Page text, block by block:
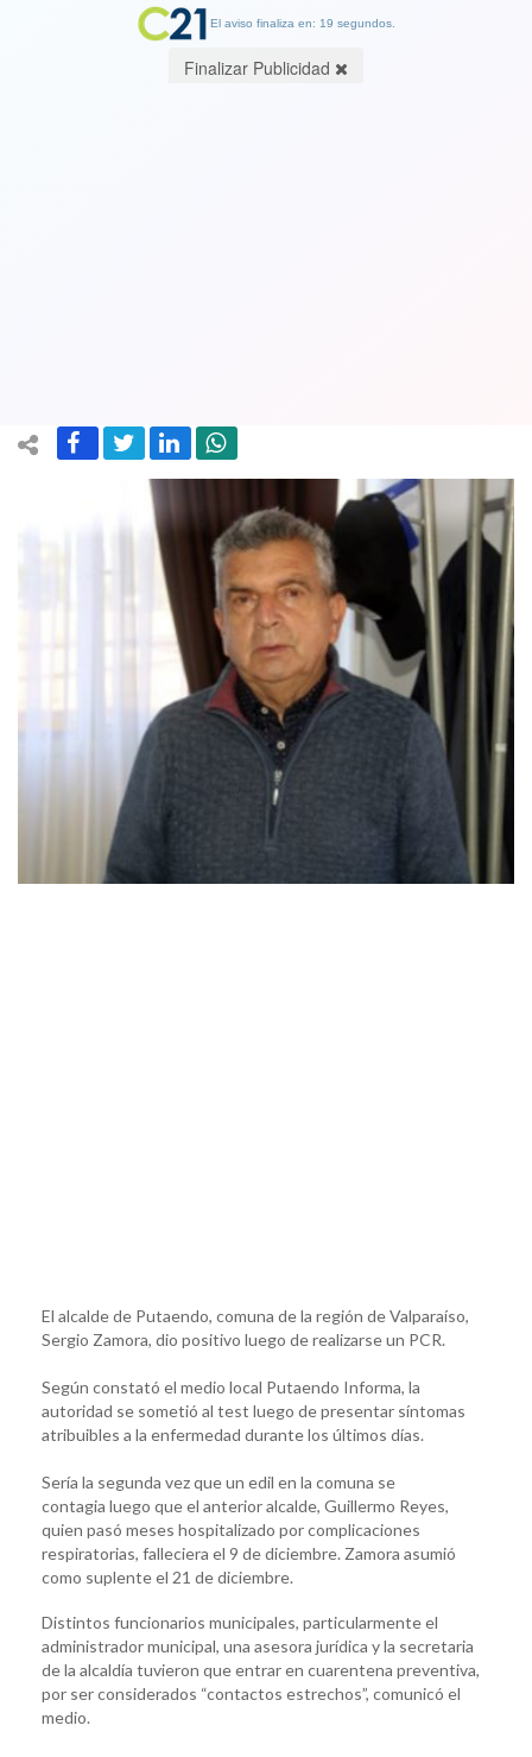
El alcalde de Putaendo, comuna de la región de Valparaíso,
Sergio Zamora, dio positivo luego de realizarse un PCR.
Según constató el medio local Putaendo Informa, la
autoridad se sometió al test luego de presentar síntomas
atribuibles a la enfermedad durante los últimos días.
Sería la segunda vez que un edil en la comuna se
contagia luego que el anterior alcalde, Guillermo Reyes,
quien pasó meses hospitalizado por complicaciones
respiratorias, falleciera el 9 de diciembre. Zamora asumió
como suplente el 21 de diciembre.
Distintos funcionarios municipales, particularmente el
administrador municipal, una asesora jurídica y la secretaria
de la alcaldía tuvieron que entrar en cuarentena preventiva,
por ser considerados “contactos estrechos”, comunicó el
medio.
El aviso finaliza en: 19 segundos.
Finalizar Publicidad